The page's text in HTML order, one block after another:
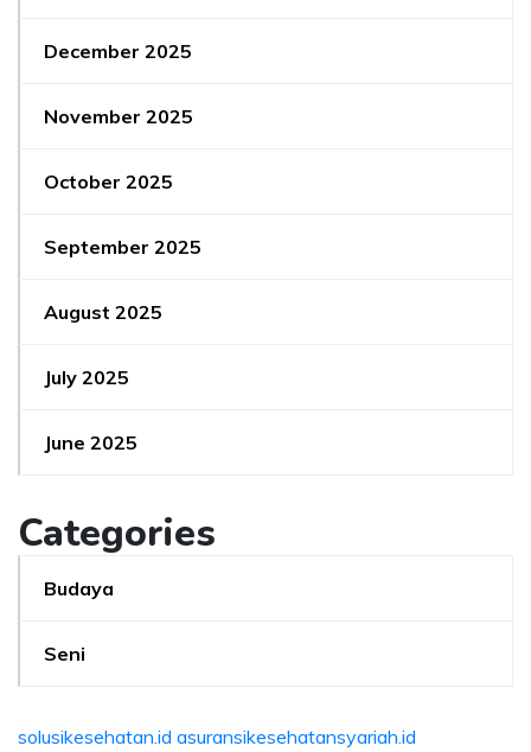
December 2025
November 2025
October 2025
September 2025
August 2025
July 2025
June 2025
Categories
Budaya
Seni
solusikesehatan.id asuransikesehatansyariah.id